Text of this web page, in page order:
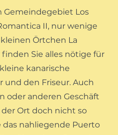
Gemeindegebiet Los
II, nur wenige
Örtchen La
Sie alles nötige für
kanarische
und den Friseur. Auch
oder anderen Geschäft
Ort doch nicht so
nahliegende Puerto